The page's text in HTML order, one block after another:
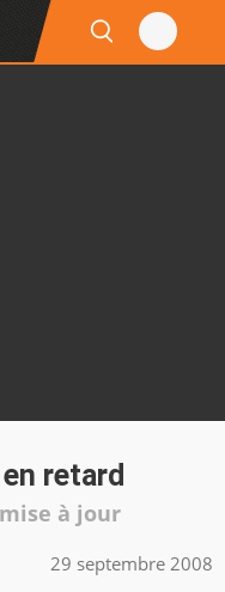
retard
à jour
29 septembre 2008